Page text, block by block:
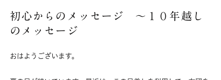
初心からのメッセージ 〜１０年越し
のメッセージ
おはようございます。